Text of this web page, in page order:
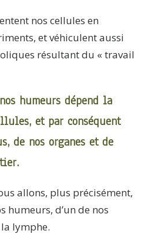
nos cellules en
et véhiculent aussi
résultant du « travail
humeurs dépend la
et par conséquent
de nos organes et de
allons, plus précisément,
humeurs, d’un de nos
lymphe.